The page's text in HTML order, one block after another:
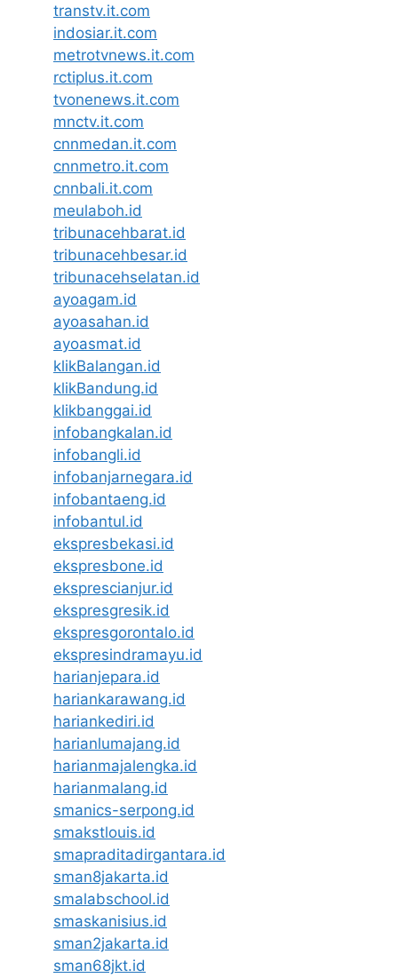
transtv.it.com
indosiar.it.com
metrotvnews.it.com
rctiplus.it.com
tvonenews.it.com
mnctv.it.com
cnnmedan.it.com
cnnmetro.it.com
cnnbali.it.com
meulaboh.id
tribunacehbarat.id
tribunacehbesar.id
tribunacehselatan.id
ayoagam.id
ayoasahan.id
ayoasmat.id
klikBalangan.id
klikBandung.id
klikbanggai.id
infobangkalan.id
infobangli.id
infobanjarnegara.id
infobantaeng.id
infobantul.id
ekspresbekasi.id
ekspresbone.id
eksprescianjur.id
ekspresgresik.id
ekspresgorontalo.id
ekspresindramayu.id
harianjepara.id
hariankarawang.id
hariankediri.id
harianlumajang.id
harianmajalengka.id
harianmalang.id
smanics-serpong.id
smakstlouis.id
smapraditadirgantara.id
sman8jakarta.id
smalabschool.id
smaskanisius.id
sman2jakarta.id
sman68jkt.id